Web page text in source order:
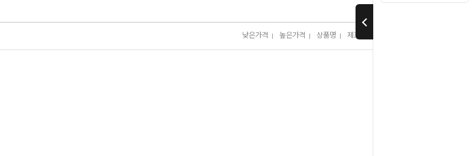
낮은가격 I 높은가격 I 상품명 I 제조사